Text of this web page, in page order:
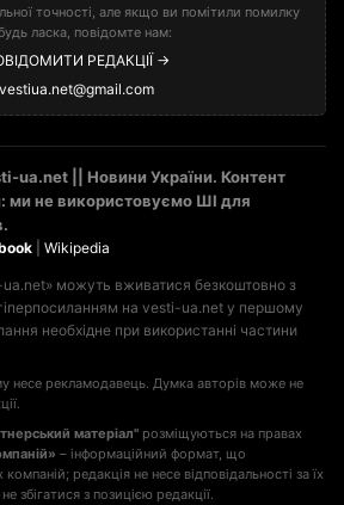
точності, але якщо ви помітили помилку
ласка, повідомте нам:
РЕДАКЦІЇ →
vestiua.net@gmail.com
ua.net || Новини України. Контент
не використовуємо ШІ для
Wikipedia
ua.net» можуть вживатися безкоштовно з
на vesti-ua.net у першому
необхідне при використанні частини
несе рекламодавець. Думка авторів може не
матеріал" розміщуються на правах
– інформаційний формат, що
редакція не несе відповідальності за їх
збігатися з позицією редакції.